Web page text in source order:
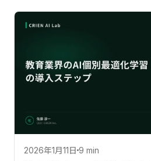
2026年1月11日 9 min